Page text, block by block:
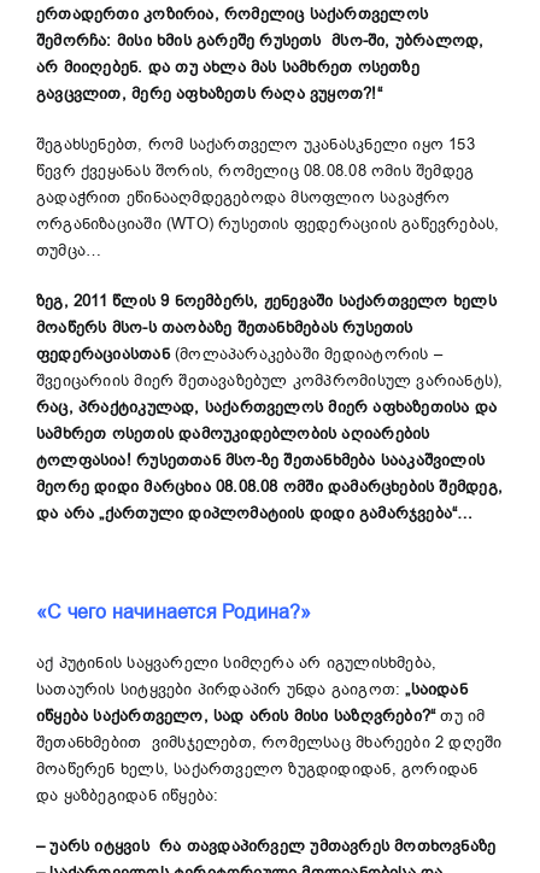
ერთადერთი კოზირია, რომელიც საქართველოს
შემორჩა: მისი ხმის გარეშე რუსეთს მსო-ში, უბრალოდ,
არ მიიღებენ. და თუ ახლა მას სამხრეთ ოსეთზე
გავცვლით, მერე აფხაზეთს რაღა ვუყოთ?!“
შეგახსენებთ, რომ საქართველო უკანასკნელი იყო 153
წევრ ქვეყანას შორის, რომელიც 08.08.08 ომის შემდეგ
გადაჭრით ეწინააღმდეგებოდა მსოფლიო სავაჭრო
ორგანიზაციაში (WTO) რუსეთის ფედერაციის გაწევრებას,
თუმცა…
ზეგ,2011 წლის 9 ნოემბერს, ჟენევაში საქართველო ხელს
მოაწერს მსო-ს თაობაზე შეთანხმებას რუსეთის
ფედერაციასთან(მოლაპარაკებაში მედიატორის –
შვეიცარიის მიერ შეთავაზებულ კომპრომისულ ვარიანტს),
რაც,პრაქტიკულად, საქართველოს მიერ აფხაზეთისა და
სამხრეთ ოსეთის დამოუკიდებლობის აღიარების
ტოლფასია!რუსეთთან მსო-ზე შეთანხმება სააკაშვილის
მეორედიდიმარცხია 08.08.08 ომში დამარცხების შემდეგ,
და არა„ქართული დიპლომატიის დიდი გამარჯვება“…
«С чего начинается Родина?»
აქ პუტინის საყვარელი სიმღერა არ იგულისხმება,
სათაურის სიტყვები პირდაპირ უნდა გაიგოთ:„საიდან
იწყება საქართველო, სად არის მისი საზღვრები?“თუ იმ
შეთანხმებით ვიმსჯელებთ, რომელსაც მხარეები 2 დღეში
მოაწერენ ხელს, საქართველო ზუგდიდიდან, გორიდან
და ყაზბეგიდან იწყება:
– უარს იტყვის რა თავდაპირველუმთავრესმოთხოვნაზე